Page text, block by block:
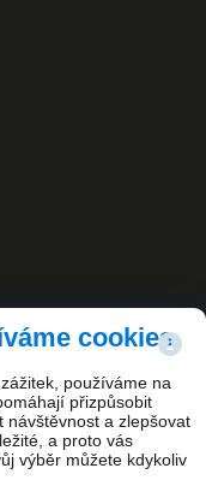
cookies
používáme na
přizpůsobit
návštěvnost a zlepšovat
a proto vás
výběr můžete kdykoliv